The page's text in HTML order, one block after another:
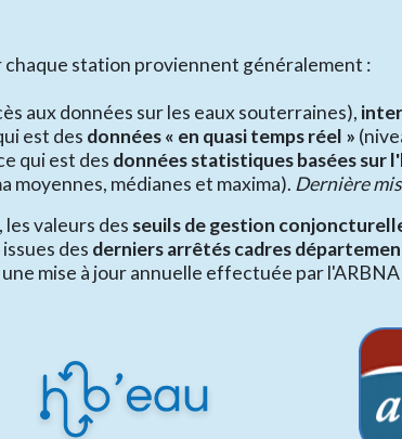
station proviennent généralement :
aux données sur les eaux souterraines),
est des données « en quasi temps réel »
qui est des données statistiques basées sur
moyennes, médianes et maxima). Dernière
, les valeurs des seuils de gestion
des derniers arrêtés cadres
mise à jour annuelle effectuée par